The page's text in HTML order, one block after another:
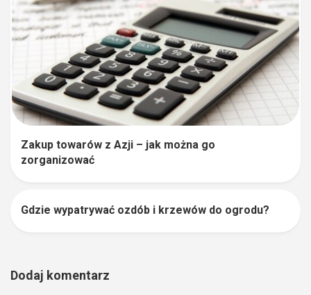
Zakup towarów z Azji – jak można go
zorganizować
Gdzie wypatrywać ozdób i krzewów do ogrodu?
Dodaj komentarz